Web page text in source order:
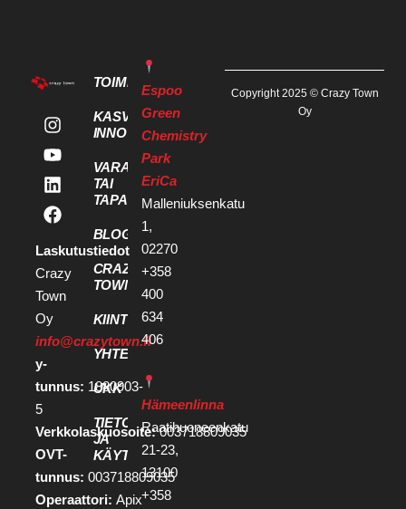
Laskutustiedot
Crazy
Town
Oy
info@crazytown.fi
y-
tunnus: 1880903-
5
Verkkolaskuosoite:003718809035
OVT-
tunnus: 003718809035
Operaattori: Apix
TOIMITILAT
KASVU- JA
INNOVAATIOPALVELUT
VARAA KOKOUS
TAI
TAPAHTUMATILA
BLOGI
CRAZY
TOWN
KIINTEISTÖKEHITTÄJILLE
YHTEYSTIEDOT
UKK
TIETOSUOJA
JA
KÄYTTÖEHDOT
Espoo
Green
Chemistry
Park
EriCa
Malleniuksenkatu
1,
02270
+358
400
634
406
Hämeenlinna
Raatihuoneenkatu
21-23,
13100
+358
Copyright 2025 © Crazy Town
Oy